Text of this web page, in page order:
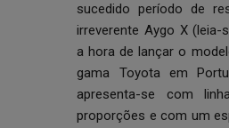
sucedido período de
irreverente Aygo X (leia-
a hora de lançar o
gama Toyota em
apresenta-se com
proporções e com um